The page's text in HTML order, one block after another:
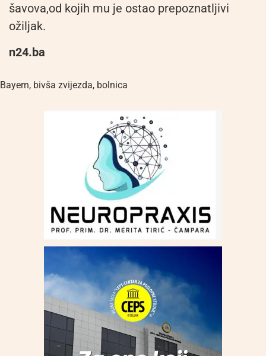
šavova,od kojih mu je ostao prepoznatljivi
ožiljak.
n24.ba
Bayern, bivša zvijezda, bolnica